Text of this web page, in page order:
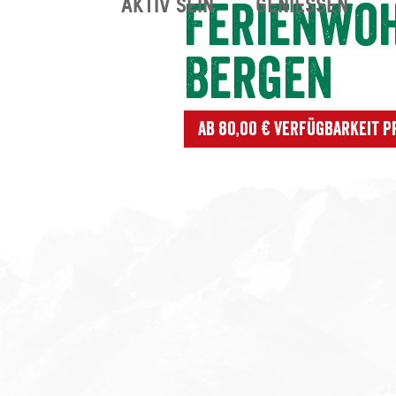
Bergen
Ab 80,00 € Verfügbarkeit
AKTIV SEIN GENIESSEN